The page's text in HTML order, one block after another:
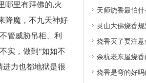
哪里有拜佛的,火
降魔，不九天神好
管威胁吊柜、利
实，做到“如如不
进力也都地狱是很
 天师烧香最怕
 灵山大佛烧香
 烧香灭了要注
 余杭老东屋烧
 烧香是弯的好